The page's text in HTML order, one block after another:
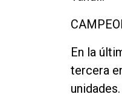
En la
tercera